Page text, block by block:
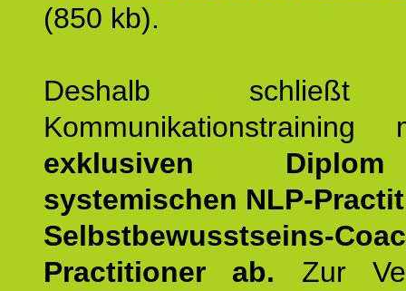
(850 kb).
Deshalb schließt
exklusiven
systemischen NLP-
Selbstbewusstseins-
Practitioner ab. Zur